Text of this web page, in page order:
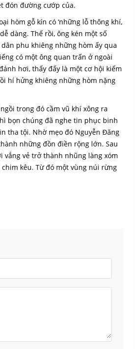
đón đường cướp của.
hòm gỗ kín có ‘những lỗ thông khí,
dàng. Thế rồi, ông kén một số
phu khiêng những hòm ấy qua
có một ông quan trấn ở ngoài
hơi, thấy đấy là một cơ hội kiếm
hí hửng khiêng những hòm nặng
trong đó cầm vũ khí xông ra
bọn chúng đã nghe tin phục binh
tha tội. Nhờ mẹo đó Nguyễn Đăng
những đồn điền rộng lớn. Sau
vắng vẻ trở thành nhũng làng xóm
kêu. Từ đó một vùng núi rừng